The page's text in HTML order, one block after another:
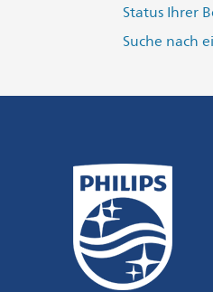
Status Ihrer
Suche nach